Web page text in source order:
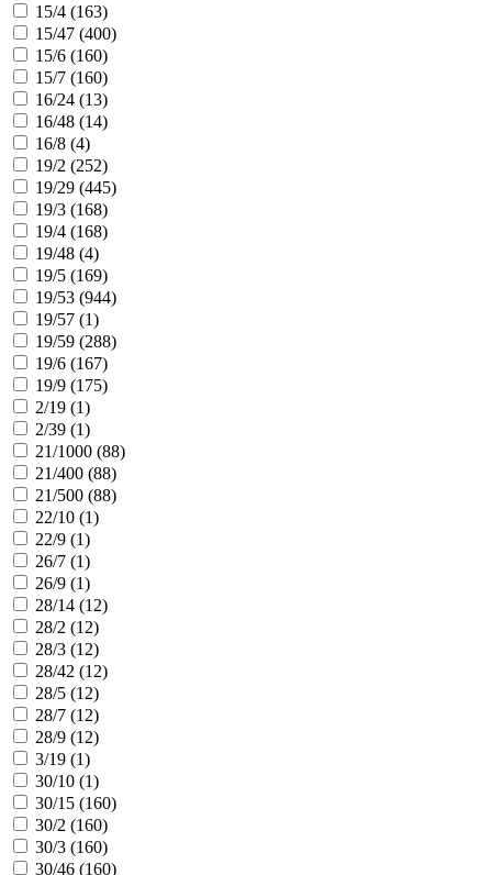
15/4 (163)
15/47 (400)
15/6 (160)
15/7 (160)
16/24 (13)
16/48 (14)
16/8 (4)
19/2 (252)
19/29 (445)
19/3 (168)
19/4 (168)
19/48 (4)
19/5 (169)
19/53 (944)
19/57 (1)
19/59 (288)
19/6 (167)
19/9 (175)
2/19 (1)
2/39 (1)
21/1000 (88)
21/400 (88)
21/500 (88)
22/10 (1)
22/9 (1)
26/7 (1)
26/9 (1)
28/14 (12)
28/2 (12)
28/3 (12)
28/42 (12)
28/5 (12)
28/7 (12)
28/9 (12)
3/19 (1)
30/10 (1)
30/15 (160)
30/2 (160)
30/3 (160)
30/46 (160)